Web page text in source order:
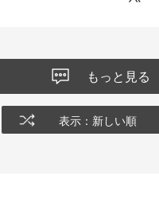
もっと見る
表示：新しい順